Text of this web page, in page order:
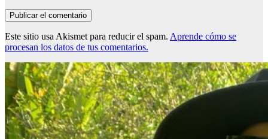
Este sitio usa Akismet para reducir el spam. Aprende cómo se
procesan los datos de tus comentarios.